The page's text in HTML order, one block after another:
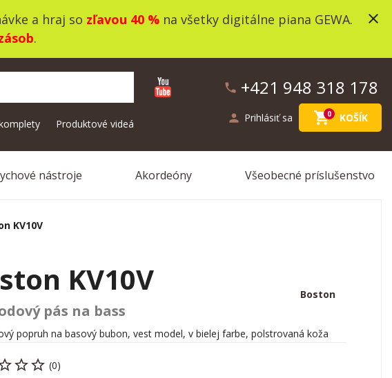
a hraj so zľavou 40 %na všetky digitálne piana GEWA.
.
close
phone +421 948 318 178
person Prihlásiť sa shopping_cart0 KOŠÍK
Produktové videá
nástroje Akordeóny Všeobecné príslušenstvo
KV10V
KV10V
pás na bass
Boston
popruh na basový bubon, vest model, v bielej farbe, polstrovaná koža
(0)